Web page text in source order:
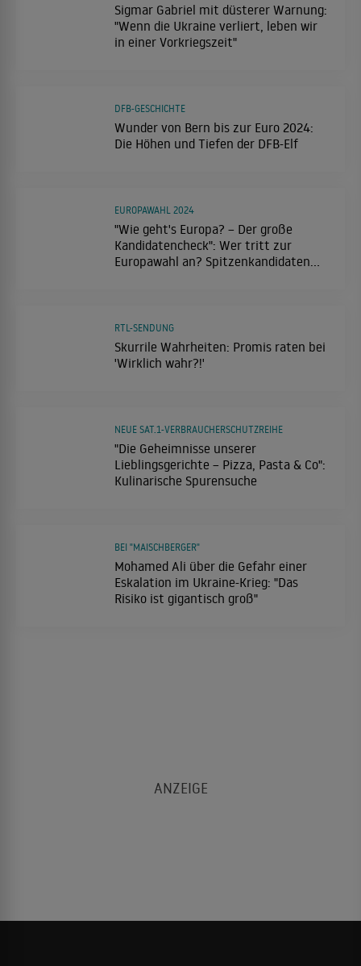
Sigmar Gabriel mit düsterer Warnung:
"Wenn die Ukraine verliert, leben wir
in einer Vorkriegszeit"
Wunder von Bern bis zur Euro 2024:
Die Höhen und Tiefen der DFB-Elf
DFB-GESCHICHTE
"Wie geht's Europa? – Der große
Kandidatencheck": Wer tritt zur
Europawahl an? Spitzenkandidaten
EUROPAWAHL 2024
Skurrile Wahrheiten: Promis raten bei
'Wirklich wahr?!'
RTL-SENDUNG
"Die Geheimnisse unserer
Lieblingsgerichte – Pizza, Pasta & Co":
Kulinarische Spurensuche
NEUE SAT.1-VERBRAUCHERSCHUTZREIHE
Mohamed Ali über die Gefahr einer
Eskalation im Ukraine-Krieg: "Das
Risiko ist gigantisch groß"
BEI "MAISCHBERGER"